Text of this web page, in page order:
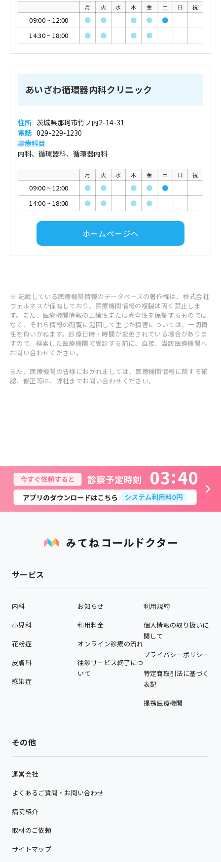
月 火 水 木 金 土 日 祝
09:00~ 12:00 ● ● ● ●
●
14:30~ 18:00 ● ● ● ●
あいざわ循環器内科クリニック
住所 茨城県那珂市竹ノ内2-14-31
電話 029-229-1230
診療科目
内科、循環器科、循環器内科
月 火 水 木 金 土 日 祝
09:00~ 12:00 ● ● ● ●
●
14:00~ 18:00 ● ● ● ●
ホームページへ
※ 記載している医療機関情報のデータベースの著作権は、株式会社
ウェルネスが保有しており、医療機関情報の複製は固く禁止しま
す。また、医療機関情報の正確性または完全性を保証するものでは
なく、それら情報の閲覧に起因して生じた損害については、一切責
任を負いかねます。診療日時・時間が変更されている場合がありま
すので、検索した医療機関で受診する前に、直接、当該医療機関へ
お問い合わせください。
また、医療機関の皆様におかれましては、医療機関情報に関する確
認、修正等は、弊社までお問い合わせください。
03 40
サービス
内科
小児科
花粉症
皮膚科
感染症
お知らせ
利用料金
オンライン診療の流れ
往診サービス終了につ
いて
利用規約
個人情報の取り扱いに
関して
プライバシーポリシー
特定商取引法に基づく
表記
提携医療機関
その他
運営会社
よくあるご質問・お問い合わせ
病院紹介
取材のご依頼
サイトマップ